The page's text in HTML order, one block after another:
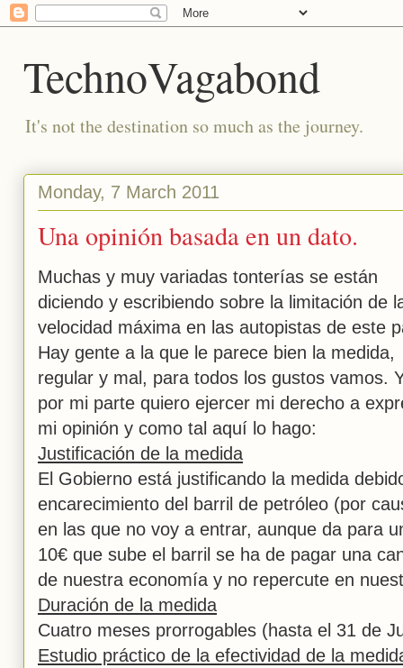
TechnoVagabond
It's not the destination so much as the journey.
Monday, 7 March 2011
Una opinión basada en un dato.
Muchas y muy variadas tonterías se están
diciendo y escribiendo sobre la limitación de
velocidad máxima en las autopistas de este
Hay gente a la que le parece bien la medida,
regular y mal, para todos los gustos vamos.
por mi parte quiero ejercer mi derecho a
mi opinión y como tal aquí lo hago:
Justificación de la medida
El Gobierno está justificando la medida
encarecimiento del barril de petróleo (por
en las que no voy a entrar, aunque da para
10€ que sube el barril se ha de pagar una
de nuestra economía y no repercute en
Duración de la medida
Cuatro meses prorrogables (hasta el 31 de
Estudio práctico de la efectividad de la